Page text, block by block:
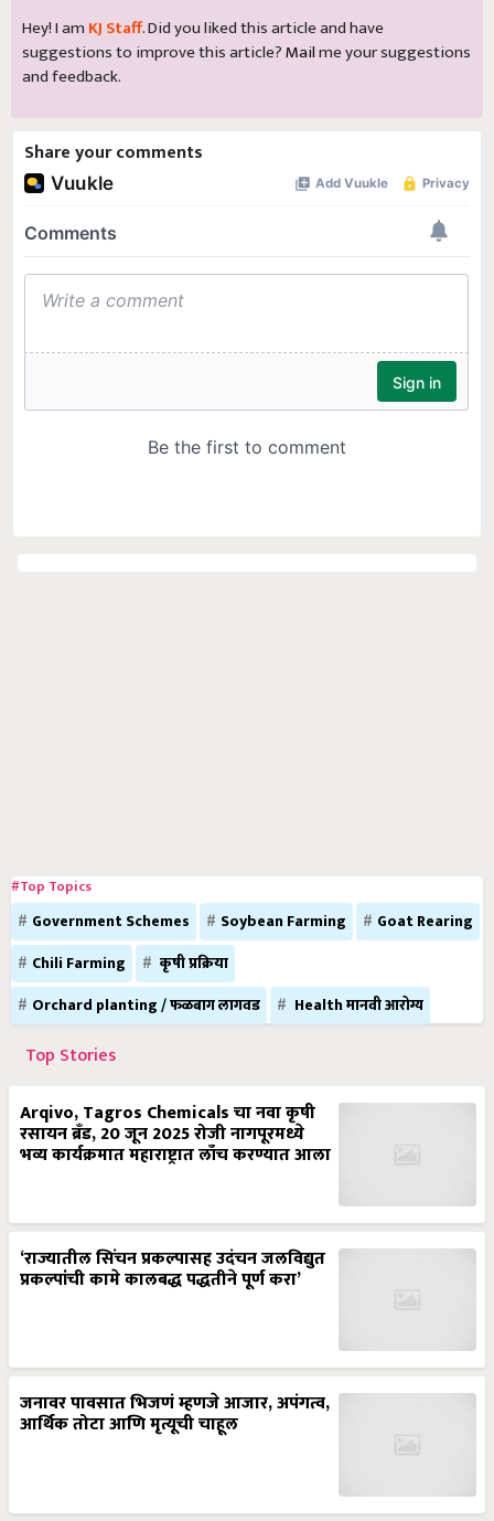
Hey! I am KJ Staff. Did you liked this article and have
suggestions to improve this article?Mailme your suggestions
and feedback.
Share your comments
#Top Topics
Government Schemes Soybean Farming
Goat Rearing
Chili Farming
कृषी प्रक्रिया
Orchard planting / फळबाग लागवड
Health मानवी आरोग्य
Top Stories
Arqivo, Tagros Chemicals चा नवा कृषी
रसायन ब्रँड, 20 जून 2025 रोजी नागपूरमध्ये
भव्य कार्यक्रमात महाराष्ट्रात लाँच करण्यात आला
‘राज्यातील सिंचन प्रकल्पासह उदंचन जलविद्युत
प्रकल्पांची कामे कालबद्ध पद्धतीने पूर्ण करा’
जनावर पावसात भिजणं म्हणजे आजार, अपंगत्व,
आर्थिक तोटा आणि मृत्यूची चाहूल